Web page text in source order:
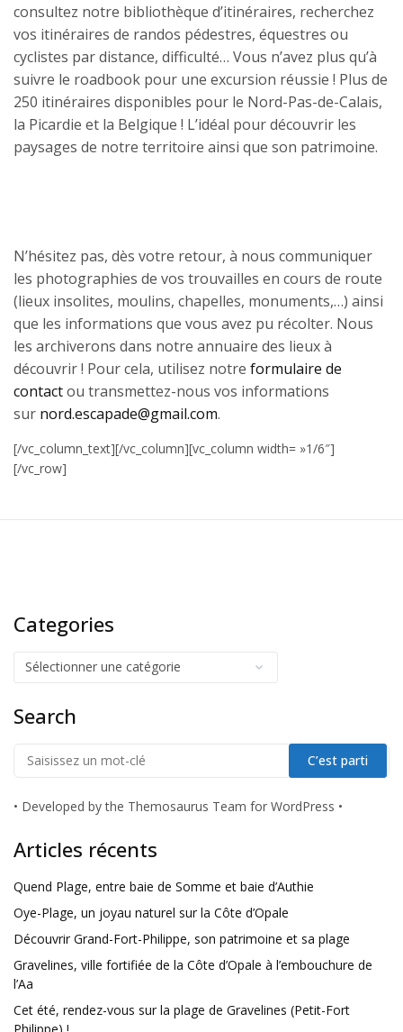
consultez notre bibliothèque d’itinéraires, recherchez
vos itinéraires de randos pédestres, équestres ou
cyclistes par distance, difficulté… Vous n’avez plus qu’à
suivre le roadbook pour une excursion réussie ! Plus de
250 itinéraires disponibles pour le Nord-Pas-de-Calais,
la Picardie et la Belgique ! L’idéal pour découvrir les
paysages de notre territoire ainsi que son patrimoine.
N’hésitez pas, dès votre retour, à nous communiquer
les photographies de vos trouvailles en cours de route
(lieux insolites, moulins, chapelles, monuments,…) ainsi
que les informations que vous avez pu récolter. Nous
les archiverons dans notre annuaire des lieux à
découvrir ! Pour cela, utilisez notre formulaire de
contactou transmettez-nous vos informations
sur nord.escapade@gmail.com.
[/vc_column_text][/vc_column][vc_column width= »1/6″]
[/vc_row]
Categories
Search
• Developed by the Themosaurus Team for WordPress •
Articles récents
Quend Plage, entre baie de Somme et baie d’Authie
Oye-Plage, un joyau naturel sur la Côte d’Opale
Découvrir Grand-Fort-Philippe, son patrimoine et sa plage
Gravelines, ville fortifiée de la Côte d’Opale à l’embouchure de
l’Aa
Cet été, rendez-vous sur la plage de Gravelines (Petit-Fort